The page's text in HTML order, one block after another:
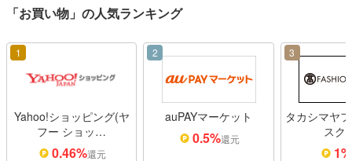
「お買い物」の人気ランキング
1
Yahoo!ショッピング(ヤ
フー ショッ…
0.46%還元
2
auPAYマーケット
0.5%還元
3
タカシマヤ
スク
1%